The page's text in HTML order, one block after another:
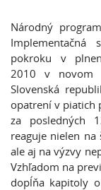
Národný
pokroku v
2010 v novom
Slovenská
opatrení v piatich
za posledných
reaguje nielen na
ale aj na výzvy
Vzhľadom na
dopĺňa kapitoly